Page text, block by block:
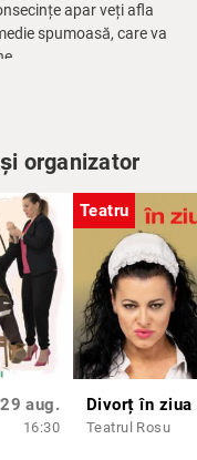
apar veți afla
spumoasă, care va
Chihaia. Text:
organizator
aug.
16:30
Teatru
Divorț în
Teatrul Rosu